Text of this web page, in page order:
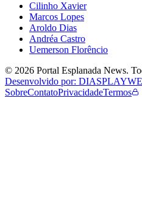
Cilinho Xavier
Marcos Lopes
Aroldo Dias
Andréa Castro
Uemerson Florêncio
© 2026 Portal Esplanada News.
Desenvolvido por:
SobreContatoPrivacidadeTermos